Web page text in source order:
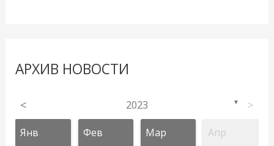
АРХИВ НОВОСТИ
< 2023 ▼ >
Янв Фев Мар Апр